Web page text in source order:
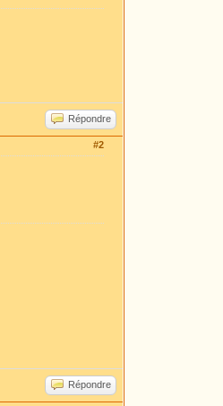
Répondre
#2
Répondre